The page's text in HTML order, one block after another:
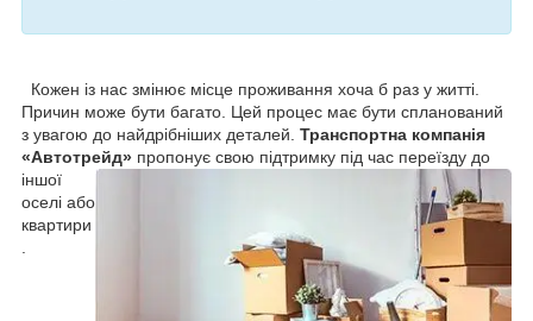
Кожен із нас змінює місце проживання хоча б раз у житті.
Причин може бути багато. Цей процес має бути спланований
з увагою до найдрібніших деталей. Транспортна компанія
«Автотрейд» пропонує свою підтримку під час переїзду до
іншої
оселі або
квартири
.